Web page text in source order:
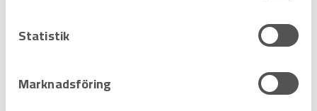
Statistik
Marknadsföring
Favorit